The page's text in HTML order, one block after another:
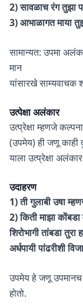
2) सावळाच रंग तुझा
3) आभाळागत माया
सामान्यत: उपमा
मान
यांसारखे साम्यवाचक
उत्पेक्षाअलंकार
उत्प्रेक्षा म्हणजे
(उपमेय) ही जणू
याला उत्प्रेक्षा
उदाहरण
1) ती गुलाबी उषा
2) किती माझा
शिरोभागी तांबडा
अर्धपायी पांढरीशी
उपमेय हे जणू
होतो.